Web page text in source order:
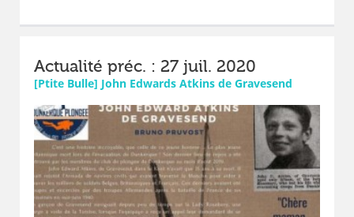
Actualité préc. : 27 juil. 2020
[Ptite Bulle] John Edwards Atkins de Gravesend